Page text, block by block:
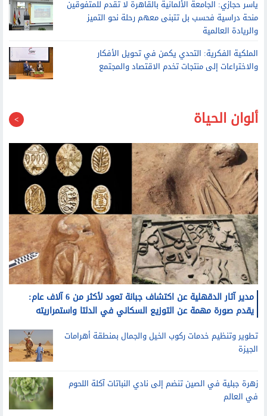
دراسة ماجستير بجامعة القاهرة تتناول تأثير محتوى التنمية البشرية
في السوشيال ميديا على تقدير الشباب لذواتهم
ياسر حجازي: الجامعة الألمانية بالقاهرة لا تقدم للمتفوقين
منحة دراسية فحسب بل تتبنى معهم رحلة نحو التميز
والريادة العالمية
والاختراعات إلى منتجات تخدم الاقتصاد والمجتمع
ألوان الحياة
مدير آثار الدقهلية عن اكتشاف جبانة تعود لأكثر من 6 آلاف عام:
يقدم صورة مهمة عن التوزيع السكاني في الدلتا واستمراريته
تطوير وتنظيم خدمات ركوب الخيل والجمال بمنطقة أهرامات
الجيزة